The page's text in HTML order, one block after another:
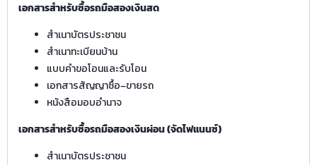
เอกสารสำหรับซื้อรถมือสองเงินสด
สำเนาบัตรประชาชน
สำเนาทะเบียนบ้าน
แบบคำขอโอนและรับโอน
เอกสารสัญญาซื้อ–ขายรถ
หนังสือมอบอำนาจ
เอกสารสำหรับซื้อรถมือสองเงินผ่อน (จัดไฟแนนซ์)
สำเนาบัตรประชาชน